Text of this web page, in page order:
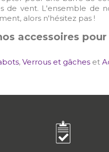
de vent. L'ensemble de
alors n'hésitez pas !
accessoires
, Verrous et gâcheset